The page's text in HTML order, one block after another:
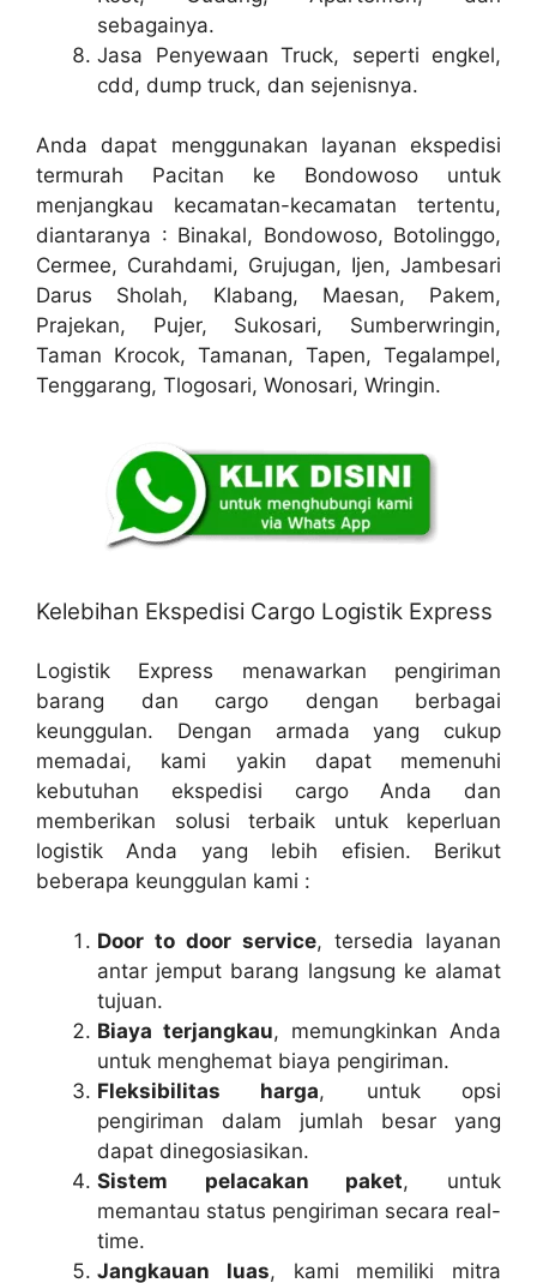
sebagainya.
Jasa Penyewaan Truck, seperti engkel,
cdd, dump truck, dan sejenisnya.
Anda dapat menggunakan layanan ekspedisi
termurah Pacitan ke Bondowoso untuk
menjangkau kecamatan-kecamatan tertentu,
diantaranya : Binakal, Bondowoso, Botolinggo,
Cermee, Curahdami, Grujugan, Ijen, Jambesari
Darus Sholah, Klabang, Maesan, Pakem,
Prajekan, Pujer, Sukosari, Sumberwringin,
Taman Krocok, Tamanan, Tapen, Tegalampel,
Tenggarang, Tlogosari, Wonosari, Wringin.
Kelebihan Ekspedisi Cargo Logistik Express
Logistik Express menawarkan pengiriman
barang dan cargo dengan berbagai
keunggulan. Dengan armada yang cukup
memadai, kami yakin dapat memenuhi
kebutuhan ekspedisi cargo Anda dan
memberikan solusi terbaik untuk keperluan
logistik Anda yang lebih efisien. Berikut
beberapa keunggulan kami :
Door to door service, tersedia layanan
antar jemput barang langsung ke alamat
tujuan.
Biaya terjangkau, memungkinkan Anda
untuk menghemat biaya pengiriman.
Fleksibilitas harga, untuk opsi
pengiriman dalam jumlah besar yang
dapat dinegosiasikan.
Sistem pelacakan paket, untuk
memantau status pengiriman secara real-
time.
Jangkauan luas, kami memiliki mitra